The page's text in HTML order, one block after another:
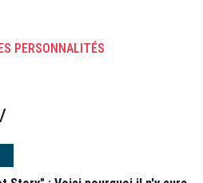
PERSONNALITÉS